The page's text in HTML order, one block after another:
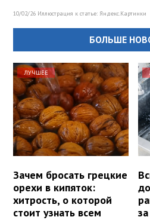
10/02/26 Иллюстрация к статье: Яндекс.Картинки
БОЛЬШЕ
ЛУЧШЕЕ
Зачем бросать грецкие
орехи в кипяток:
хитрость, о которой
стоит узнать всем